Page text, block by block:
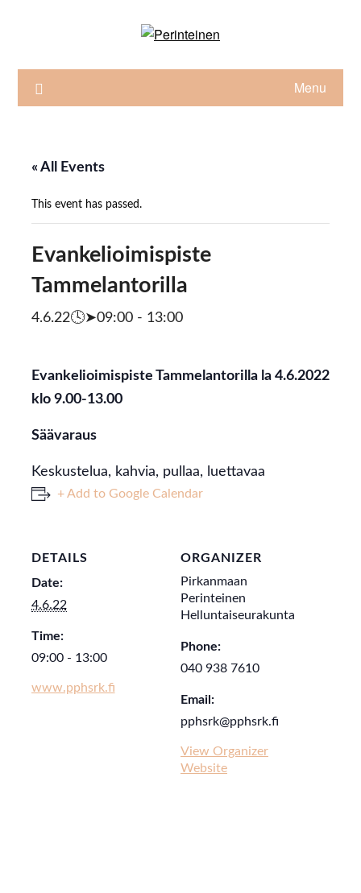
Menu
« All Events
This event has passed.
Evankelioimispiste
Tammelantorilla
4.6.22🕓➤09:00- 13:00
Evankelioimispiste Tammelantorilla la 4.6.2022
klo 9.00-13.00
Säävaraus
Keskustelua, kahvia, pullaa, luettavaa
+ Add to Google Calendar
DETAILS
Date:
4.6.22
Time:
09:00 - 13:00
www.pphsrk.fi
ORGANIZER
Pirkanmaan
Perinteinen
Helluntaiseurakunta
Phone:
040 938 7610
Email:
pphsrk@pphsrk.fi
View Organizer
Website